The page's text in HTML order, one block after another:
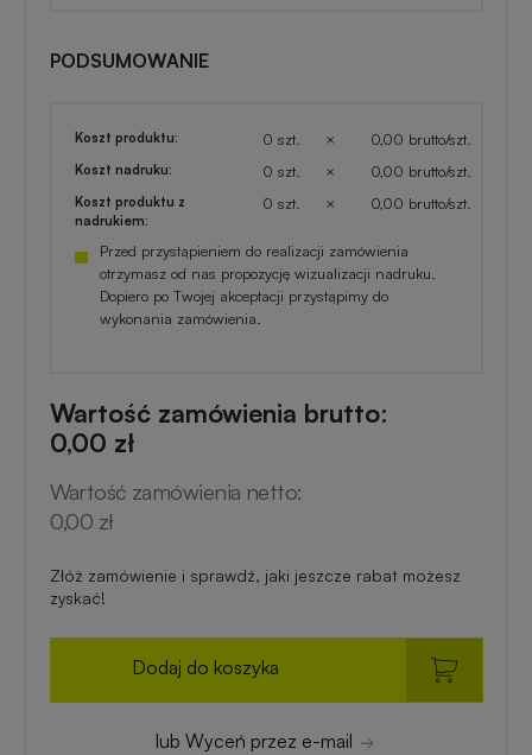
PODSUMOWANIE
Koszt produktu: 0 szt. × 0,00 brutto/szt.
Koszt nadruku: 0 szt. × 0,00 brutto/szt.
Koszt produktu z
nadrukiem:
0 szt. × 0,00 brutto/szt.
Przed przystąpieniem do realizacji zamówienia
otrzymasz od nas propozycję wizualizacji nadruku.
Dopiero po Twojej akceptacji przystąpimy do
wykonania zamówienia.
Wartość zamówienia brutto:
0,00 zł
Wartość zamówienia netto:
0,00 zł
Złóż zamówienie i sprawdź, jaki jeszcze rabat możesz
zyskać!
Dodaj do koszyka
lub Wyceń przez e-mail